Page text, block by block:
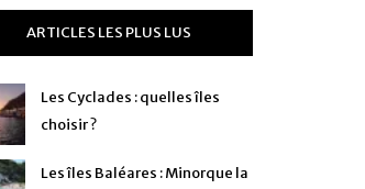
ARTICLES LES PLUS LUS
Les Cyclades : quelles îles
choisir ?
Les îles Baléares : Minorque la